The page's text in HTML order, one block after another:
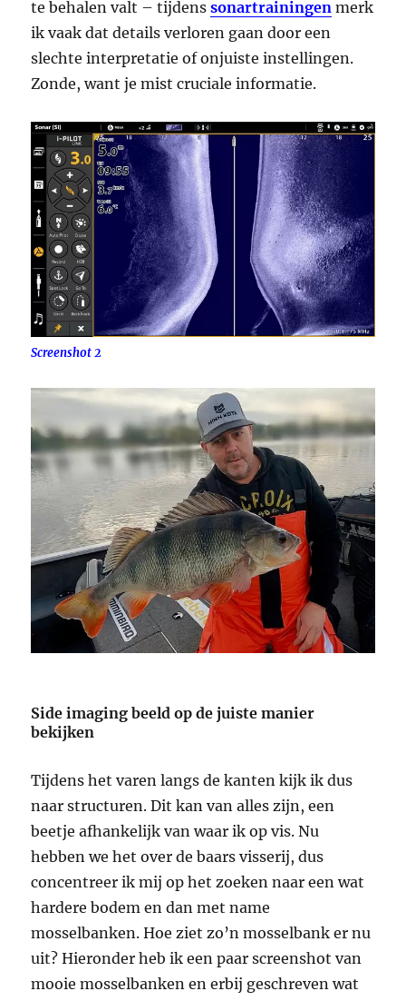
te behalen valt – tijdenssonartrainingen merk
ik vaak dat details verloren gaan door een
slechte interpretatie of onjuiste instellingen.
Zonde, want je mist cruciale informatie.
Screenshot 2
Side imaging beeld op de juiste manier
bekijken
Tijdens het varen langs de kanten kijk ik dus
naar structuren. Dit kan van alles zijn, een
beetje afhankelijk van waar ik op vis. Nu
hebben we het over de baars visserij, dus
concentreer ik mij op het zoeken naar een wat
hardere bodem en dan met name
mosselbanken. Hoe ziet zo’n mosselbank er nu
uit? Hieronder heb ik een paar screenshot van
mooie mosselbanken en erbij geschreven wat